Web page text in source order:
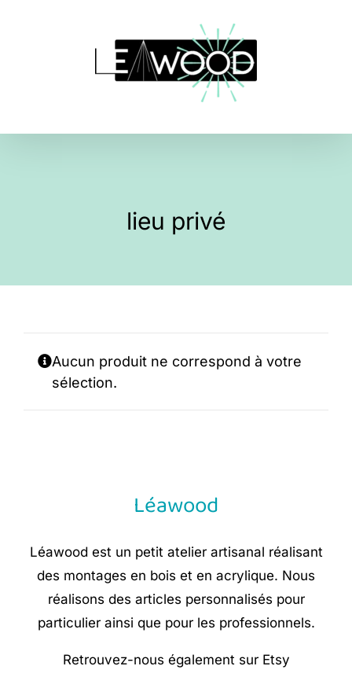
lieu privé
Aucun produit ne correspond à votre
sélection.
Léawood
Léawood est un petit atelier artisanal réalisant
des montages en bois et en acrylique. Nous
réalisons des articles personnalisés pour
particulier ainsi que pour les professionnels.
Retrouvez-nous également sur Etsy